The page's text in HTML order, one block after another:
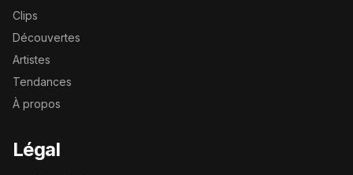
Clips
Découvertes
Artistes
Tendances
À propos
Légal